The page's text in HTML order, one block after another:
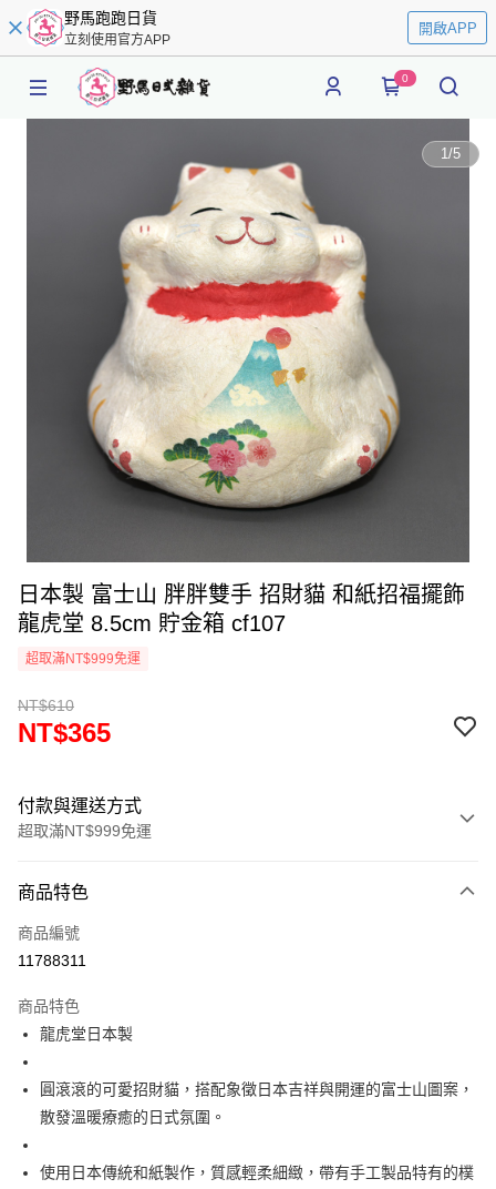
野馬跑跑日貨
立刻使用官方APP
開啟APP
0
1/5
日本製 富士山 胖胖雙手 招財貓 和紙招福擺飾
龍虎堂 8.5cm 貯金箱 cf107
超取滿NT$999免運
NT$610
NT$365
付款與運送方式
超取滿NT$999免運
信用卡一次付款
信用卡分期付款
合作金庫商業銀行
華南商業銀行
國泰世華商業銀行
兆豐國際商業銀行
臺灣中小企業銀行
元大商業銀行
永豐商業銀行
超商取貨付款
LINE Pay
Apple Pay
街口支付
商品特色
商品編號
11788311
商品特色
龍虎堂日本製
圓滾滾的可愛招財貓，搭配象徵日本吉祥與開運的富士山圖案，
散發溫暖療癒的日式氛圍。
使用日本傳統和紙製作，質感輕柔細緻，帶有手工製品特有的樸